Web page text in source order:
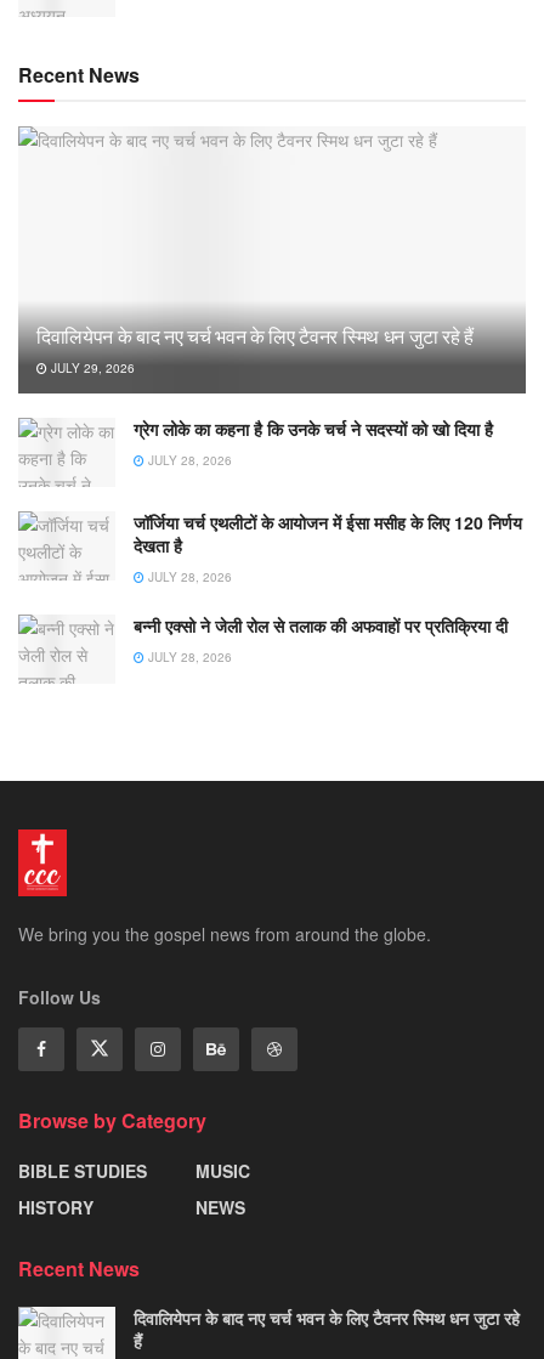
Recent News
दिवालियेपन के बाद नए चर्च भवन के लिए टैवनर स्मिथ धन जुटा रहे हैं
JULY 29, 2026
ग्रेग लोके का कहना है कि उनके चर्च ने सदस्यों को खो दिया है
JULY 28, 2026
जॉर्जिया चर्च एथलीटों के आयोजन में ईसा मसीह के लिए 120 निर्णय
देखता है
JULY 28, 2026
बन्नी एक्सो ने जेली रोल से तलाक की अफवाहों पर प्रतिक्रिया दी
JULY 28, 2026
We bring you the gospel news from around the globe.
Follow Us
Browse by Category
BIBLE STUDIES
HISTORY
MUSIC
NEWS
Recent News
दिवालियेपन के बाद नए चर्च भवन के लिए टैवनर स्मिथ धन जुटा रहे
हैं